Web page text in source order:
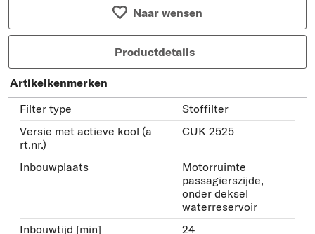
Naar wensen
Productdetails
Artikelkenmerken
Filter type
Stoffilter
Versie met actieve kool (a
rt.nr.)
CUK 2525
Inbouwplaats
Motorruimte
passagierszijde,
onder deksel
waterreservoir
Inbouwtijd [min]
24